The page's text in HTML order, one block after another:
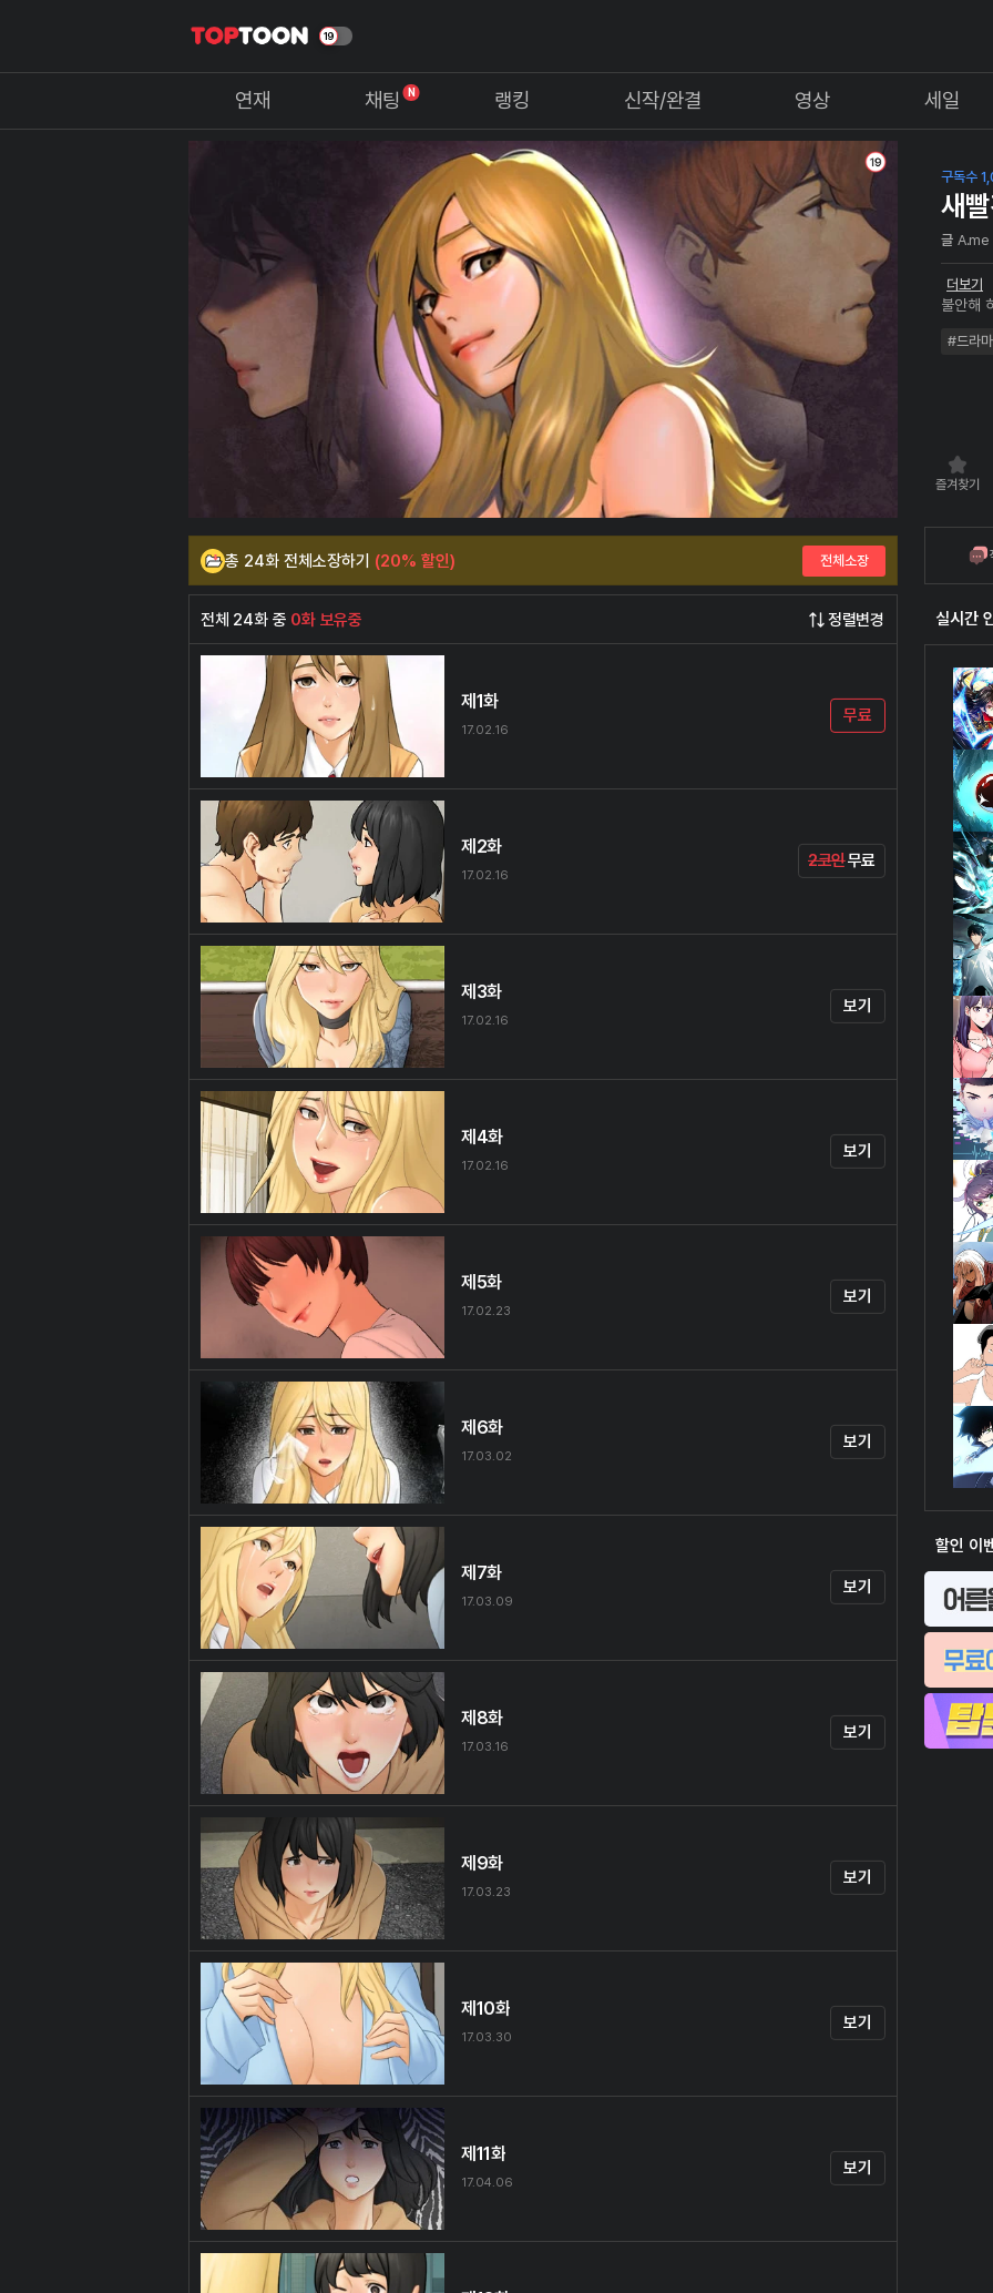
연재 채팅 N 랭킹 신작/완결 영상 세일
구독수
새
글 A.me
더보기
불안해
다. 그
#드라마
즐겨찾기
실시간
할인 이
총 24화 전체소장하기 (20% 할인) 전체소장
전체 24화 중 0화 보유중 정렬변경
제1화
17.02.16
무료
제2화
17.02.16
2코인무료
제3화
17.02.16
보기
제4화
17.02.16
보기
제5화
17.02.23
보기
제6화
17.03.02
보기
제7화
17.03.09
보기
제8화
17.03.16
보기
제9화
17.03.23
보기
제10화
17.03.30
보기
제11화
17.04.06
보기